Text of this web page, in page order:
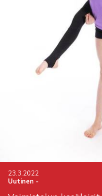
23.3.2022
Uutinen -